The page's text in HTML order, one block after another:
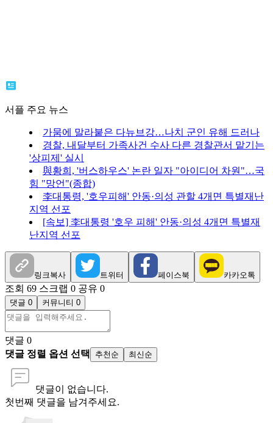
서플 주요 뉴스
가뭄에 말라붙은 다뉴브강…나치 군인 유해 드러나
경찰, 내달부터 가족사건 수사 다른 경찰관서 맡기는
'상피제' 실시
與황희, '버스하우스' 논란 일자 "아이디어 차원"…국
힘 "망언"(종합)
李대통령, '호우피해' 안동·의성 관할 4개면 특별재난
지역 선포
[속보] 李대통령 '호우 피해' 안동·의성 4개면 특별재
난지역 선포
링크복사 트위터 페이스북 카카오톡
조회 69 스크랩 0 공유 0
댓글 0 커뮤니티 0
댓글 0
댓글 정렬 옵션 선택
추천순 최신순
댓글이 없습니다.
첫번째 댓글을 남겨주세요.